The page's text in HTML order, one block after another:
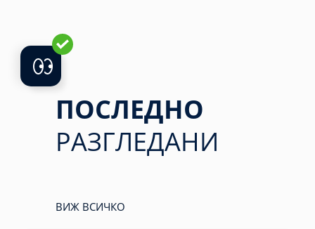
ПОСЛЕДНО
РАЗГЛЕДАНИ
ВИЖ ВСИЧКО